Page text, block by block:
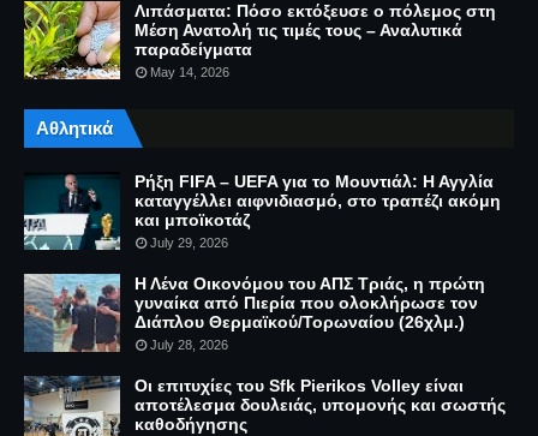
Λιπάσματα: Πόσο εκτόξευσε ο πόλεμος στη
Μέση Ανατολή τις τιμές τους – Αναλυτικά
παραδείγματα
May 14, 2026
Αθλητικά
Ρήξη FIFA – UEFA για το Μουντιάλ: Η Αγγλία
καταγγέλλει αιφνιδιασμό, στο τραπέζι ακόμη
και μποϊκοτάζ
July 29, 2026
Η Λένα Οικονόμου του ΑΠΣ Τριάς, η πρώτη
γυναίκα από Πιερία που ολοκλήρωσε τον
Διάπλου Θερμαϊκού/Τορωναίου (26χλμ.)
July 28, 2026
Οι επιτυχίες του Sfk Pierikos Volley είναι
αποτέλεσμα δουλειάς, υπομονής και σωστής
καθοδήγησης